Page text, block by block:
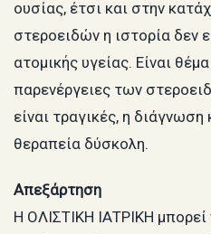
ουσίας, έτσι και στην
στεροειδών η ιστορία δεν
ατομικής υγείας. Είναι
παρενέργειες των
είναι τραγικές, η
θεραπεία δύσκολη.
Απεξάρτηση
Η ΟΛΙΣΤΙΚΗ ΙΑΤΡΙΚΗ